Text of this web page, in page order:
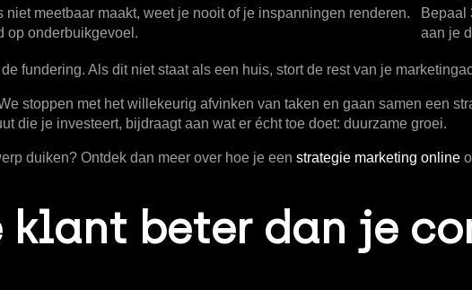
niet meetbaar maakt, weet je nooit of je inspanningen renderen.
op onderbuikgevoel.
Bepaal
aan je
fundering. Als dit niet staat als een huis, stort de rest van je
stoppen met het willekeurig afvinken van taken en gaan samen een
die je investeert, bijdraagt aan wat er écht toe doet: duurzame groei.
duiken? Ontdek dan meer over hoe je een strategie marketing online
klant beter dan je